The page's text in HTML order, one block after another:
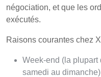
négociation, et que les
exécutés.
Raisons courantes chez
Week-end (la plupart
samedi au dimanche)